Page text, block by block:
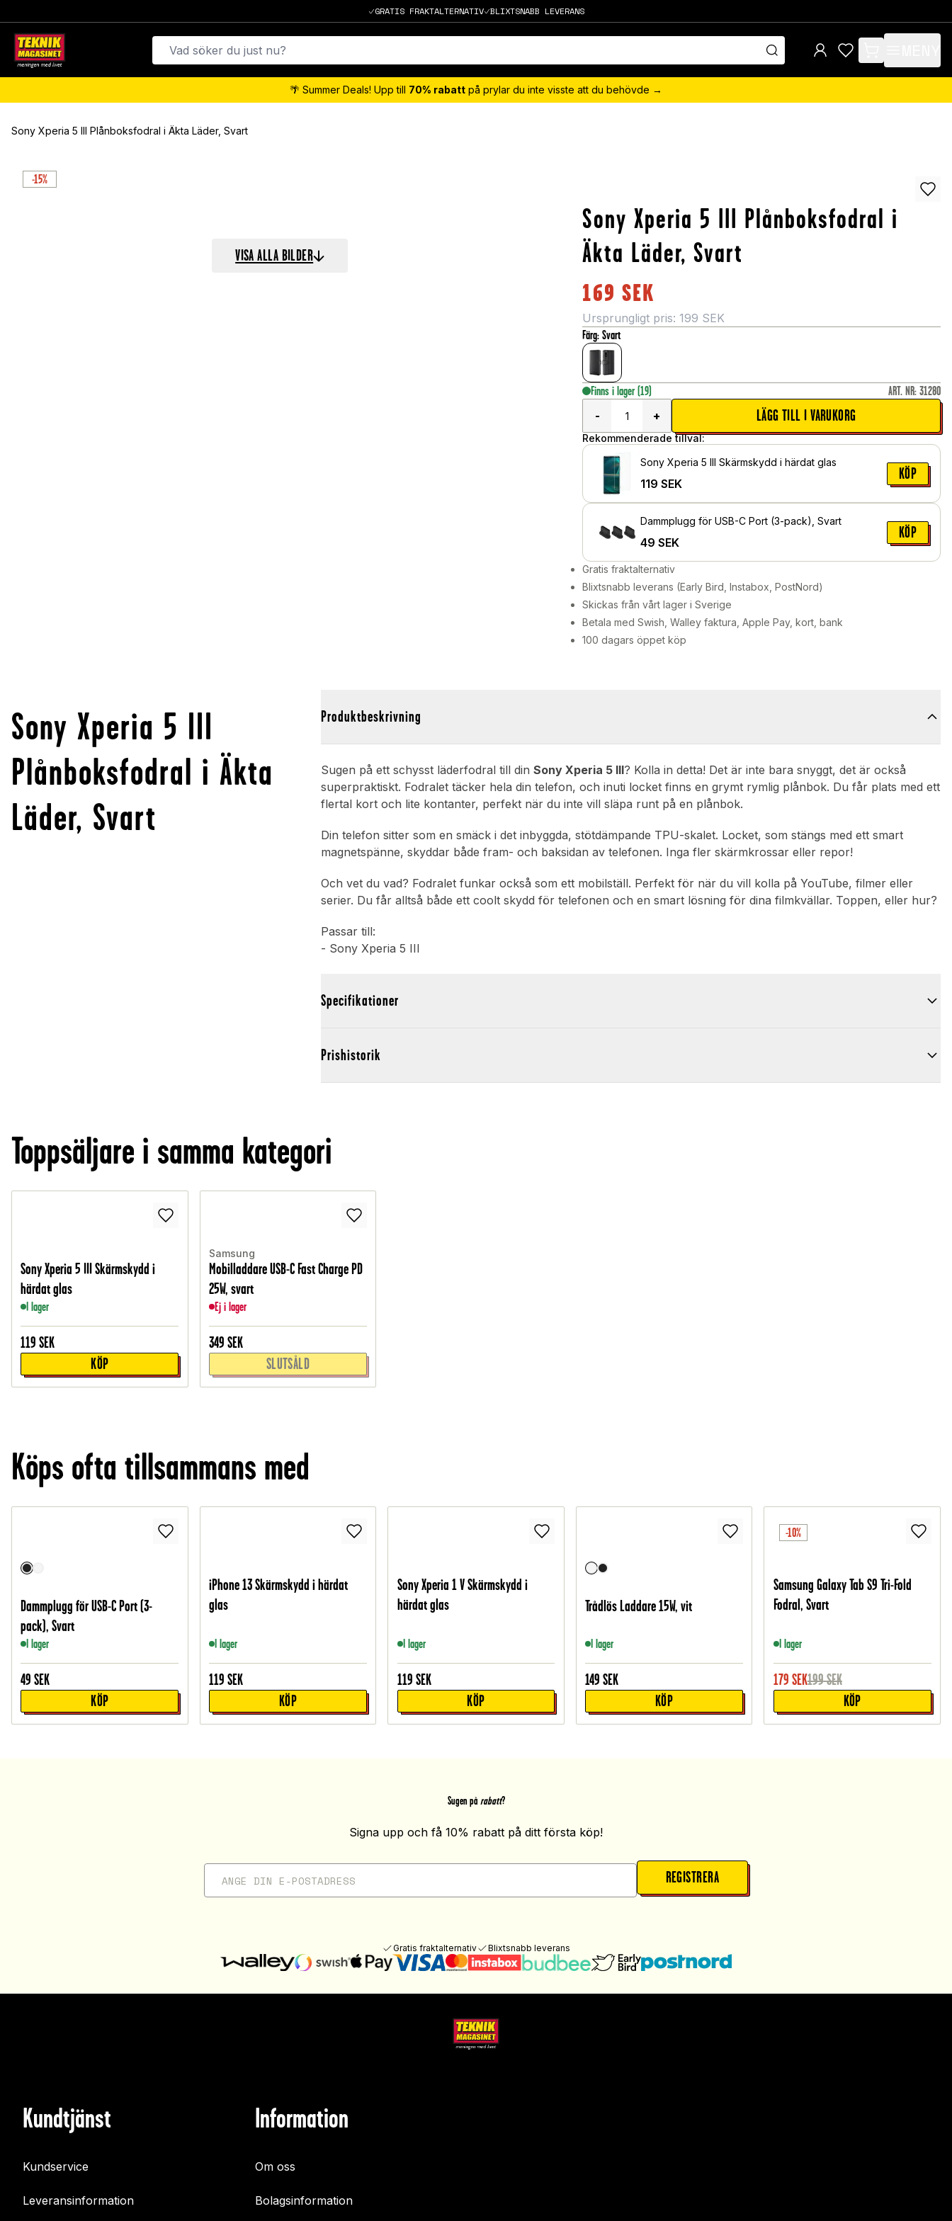
GRATIS FRAKTALTERNATIV BLIXTSNABB LEVERANS
items in cart, view
🌴 Summer Deals! Upp till 70% rabatt på prylar du inte visste att du behövde →
Sony Xperia 5 III Plånboksfodral i Äkta Läder, Svart
-15%
VISA ALLA BILDER
Sony Xperia 5 III Plånboksfodral i
Äkta Läder, Svart
169 SEK
Ursprungligt pris: 199 SEK
Färg:Svart
Finns i lager (19) ART. NR: 31280
-
+ LÄGG TILL I VARUKORG
Rekommenderade tillval:
Sony Xperia 5 III Skärmskydd i härdat glas
119 SEK
KÖP
Dammplugg för USB-C Port (3-pack), Svart
49 SEK
KÖP
Gratis fraktalternativ
Blixtsnabb leverans (Early Bird, Instabox, PostNord)
Skickas från vårt lager i Sverige
Betala med Swish, Walley faktura, Apple Pay, kort, bank
100 dagars öppet köp
Sony Xperia 5 III
Plånboksfodral i Äkta
Läder, Svart
Produktbeskrivning
Sugen på ett schysst läderfodral till dinSony Xperia 5 III? Kolla in detta! Det är inte bara snyggt, det är också
superpraktiskt. Fodralet täcker hela din telefon, och inuti locket finns en grymt rymlig plånbok. Du får plats med ett
flertal kort och lite kontanter, perfekt när du inte vill släpa runt på en plånbok.
Din telefon sitter som en smäck i det inbyggda, stötdämpande TPU-skalet. Locket, som stängs med ett smart
magnetspänne, skyddar både fram- och baksidan av telefonen. Inga fler skärmkrossar eller repor!
Och vet du vad? Fodralet funkar också som ett mobilställ. Perfekt för när du vill kolla på YouTube, filmer eller
serier. Du får alltså både ett coolt skydd för telefonen och en smart lösning för dina filmkvällar. Toppen, eller hur?
Passar till:
- Sony Xperia 5 III
Specifikationer
Prishistorik
Toppsäljare i samma kategori
Sony Xperia 5 III Skärmskydd i
härdat glas
I lager
119 SEK
KÖP
Samsung
Mobilladdare USB-C Fast Charge PD
25W, svart
Ej i lager
349 SEK
SLUTSÅLD
Köps ofta tillsammans med
Dammplugg för USB-C Port (3-
pack), Svart
I lager
49 SEK
KÖP
iPhone 13 Skärmskydd i härdat
glas
I lager
119 SEK
KÖP
Sony Xperia 1 V Skärmskydd i
härdat glas
I lager
119 SEK
KÖP
Trådlös Laddare 15W, vit
I lager
149 SEK
KÖP
-10%
Samsung Galaxy Tab S9 Tri-Fold
Fodral, Svart
I lager
179 SEK199SEK
KÖP
Sugen på rabatt?
Signa upp och få 10% rabatt på ditt första köp!
REGISTRERA
Gratis fraktalternativ Blixtsnabb leverans
Kundtjänst
Kundservice
Leveransinformation
Information
Om oss
Bolagsinformation